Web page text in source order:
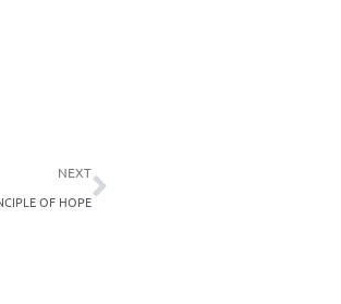
NEXT
OF HOPE
Nächster